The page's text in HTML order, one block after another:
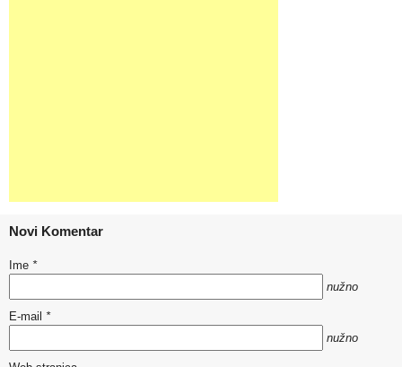
Novi Komentar
Ime *
nužno
E-mail *
nužno